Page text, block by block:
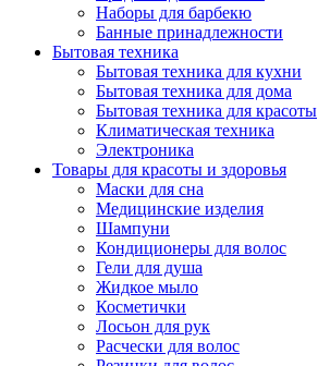
Наборы для барбекю
Банные принадлежности
Бытовая техника
Бытовая техника для кухни
Бытовая техника для дома
Бытовая техника для красоты
Климатическая техника
Электроника
Товары для красоты и здоровья
Маски для сна
Медицинские изделия
Шампуни
Кондиционеры для волос
Гели для душа
Жидкое мыло
Косметички
Лосьон для рук
Расчески для волос